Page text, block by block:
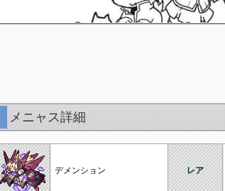
メニャス詳細
デメンション レア